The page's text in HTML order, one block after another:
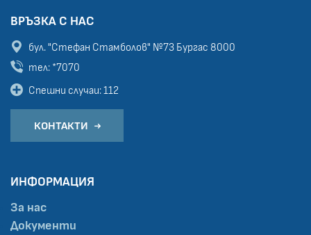
ВРЪЗКА С НАС
бул. "Стефан Стамболов" №73 Бургас 8000
тел: *7070
Спешни случаи: 112
КОНТАКТИ
ИНФОРМАЦИЯ
За нас
Документи